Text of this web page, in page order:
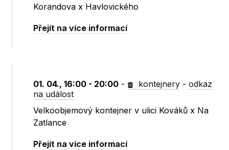
Korandova x Havlovického
Přejít na více informací
01. 04., 16:00 - 20:00 - kontejnery -odkaz
na událost
Velkoobjemový kontejner v ulici Kováků x Na
Zatlance
Přejít na více informací